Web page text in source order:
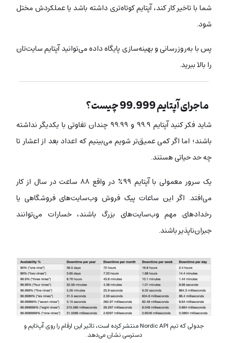
شما با تاخیر کار کند، آپتایم کوتاه‌تری داشته باشد یا عملکردش مختل
شود.
پس با به‌روزرسانی و بهینه‌سازی پایگاه داده می‌توانید آپتایم سایت‌تان
را بالا ببرید.
ماجرای آپتایم 99.999 چیست؟
شاید فکر کنید آپتایم ۹۹.۹ و ۹۹.۹۹ چندان تفاوتی با یکدیگر نداشته
باشند؛ اما اگر کمی عمیق‌تر شویم می‌بینیم که اعداد بعد از اعشار تا
چه حد حیاتی هستند.
یک سرور معمولی با آپتایم ۹۹٪ در واقع ۸۸ ساعت در سال از کار
می‌افتد. اگر این ساعات پیک فروش وب‌سایت‌های فروشگاهی یا
رخدادهای مهم وب‌سایت‌های بزرگ باشند، خسارات می‌توانند
جبران‌ناپذیر باشند.
جدولی که تیم Nordic API منتشر کرده‌ است، تاثیر این ارقام را روی آپ‌تایم و
دسترسی نشان می‌دهد.